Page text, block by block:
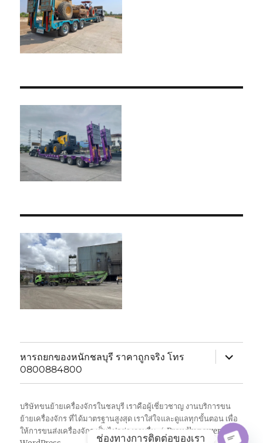
หารถยกของหนักชลบุรี ราคาถูกจริง โทร
0800884800
expand
child
บริษัทขนย้ายเครื่องจักรในชลบุรี เราคือผู้เชี่ยวชาญ งานบริการขน
ย้ายเครื่องจักร ที่ได้มาตรฐานสูงสุด เราใส่ใจและดูแลทุกขั้นตอน เพื่อ
ให้การขนส่งเครื่องจักร เป็นไปอย่างราบรื่น
Proudly powered by
ช่องทางการติดต่อของเรา